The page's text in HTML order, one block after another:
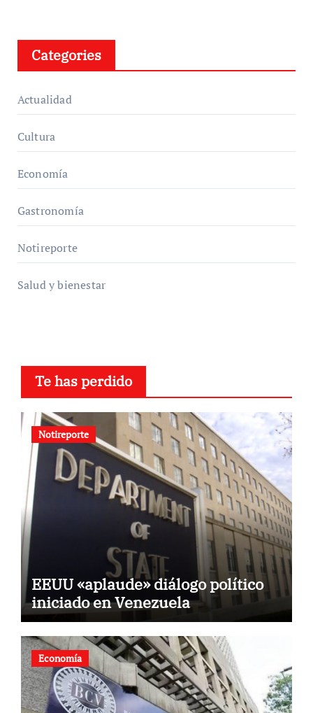
Categories
Actualidad
Cultura
Economía
Gastronomía
Notireporte
Salud y bienestar
Te has perdido
Notireporte
EEUU «aplaude» diálogo político
iniciado en Venezuela
Economía